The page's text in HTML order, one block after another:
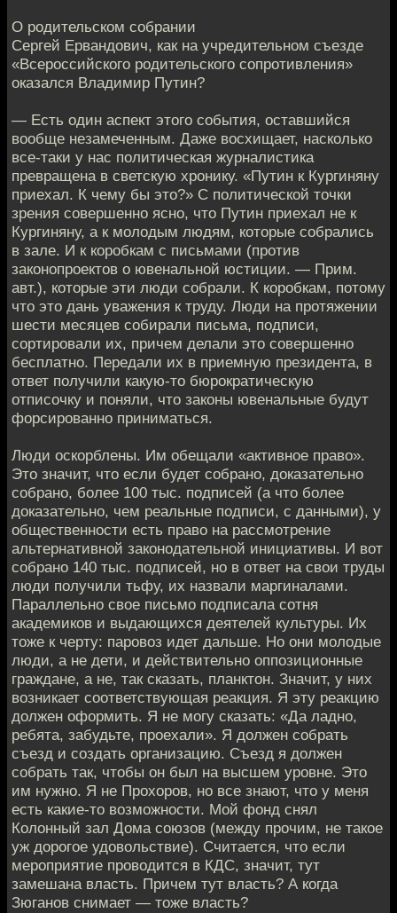
О родительском собрании
Сергей Ервандович, как на учредительном съезде
«Всероссийского родительского сопротивления»
оказался Владимир Путин?
— Есть один аспект этого события, оставшийся
вообще незамеченным. Даже восхищает, насколько
все-таки у нас политическая журналистика
превращена в светскую хронику. «Путин к Кургиняну
приехал. К чему бы это?» С политической точки
зрения совершенно ясно, что Путин приехал не к
Кургиняну, а к молодым людям, которые собрались
в зале. И к коробкам с письмами (против
законопроектов о ювенальной юстиции. — Прим.
авт.), которые эти люди собрали. К коробкам, потому
что это дань уважения к труду. Люди на протяжении
шести месяцев собирали письма, подписи,
сортировали их, причем делали это совершенно
бесплатно. Передали их в приемную президента, в
ответ получили какую-то бюрократическую
отписочку и поняли, что законы ювенальные будут
форсированно приниматься.
Люди оскорблены. Им обещали «активное право».
Это значит, что если будет собрано, доказательно
собрано, более 100 тыс. подписей (а что более
доказательно, чем реальные подписи, с данными), у
общественности есть право на рассмотрение
альтернативной законодательной инициативы. И вот
собрано 140 тыс. подписей, но в ответ на свои труды
люди получили тьфу, их назвали маргиналами.
Параллельно свое письмо подписала сотня
академиков и выдающихся деятелей культуры. Их
тоже к черту: паровоз идет дальше. Но они молодые
люди, а не дети, и действительно оппозиционные
граждане, а не, так сказать, планктон. Значит, у них
возникает соответствующая реакция. Я эту реакцию
должен оформить. Я не могу сказать: «Да ладно,
ребята, забудьте, проехали». Я должен собрать
съезд и создать организацию. Съезд я должен
собрать так, чтобы он был на высшем уровне. Это
им нужно. Я не Прохоров, но все знают, что у меня
есть какие-то возможности. Мой фонд снял
Колонный зал Дома союзов (между прочим, не такое
уж дорогое удовольствие). Считается, что если
мероприятие проводится в КДС, значит, тут
замешана власть. Причем тут власть? А когда
Зюганов снимает — тоже власть?